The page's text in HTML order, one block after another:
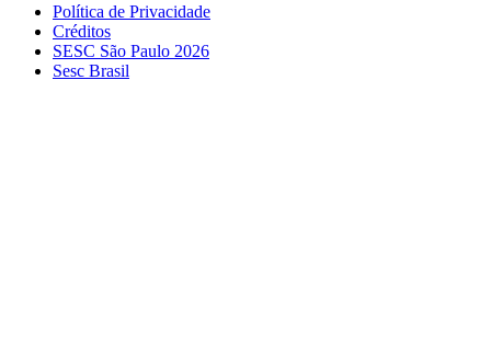
Política de Privacidade
Créditos
SESC São Paulo 2026
Sesc Brasil